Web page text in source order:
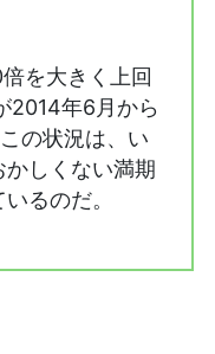
を大きく上回
2014年6月から
の状況は、い
しくない満期
るのだ。